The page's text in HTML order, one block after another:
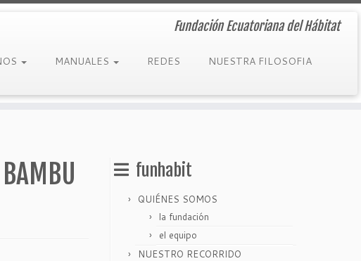
Fundación Ecuatoriana del Hábitat
MANUALES REDES
NUESTRA FILOSOFIA
funhabit
QUIÉNES SOMOS
la fundación
el equipo
NUESTRO RECORRIDO